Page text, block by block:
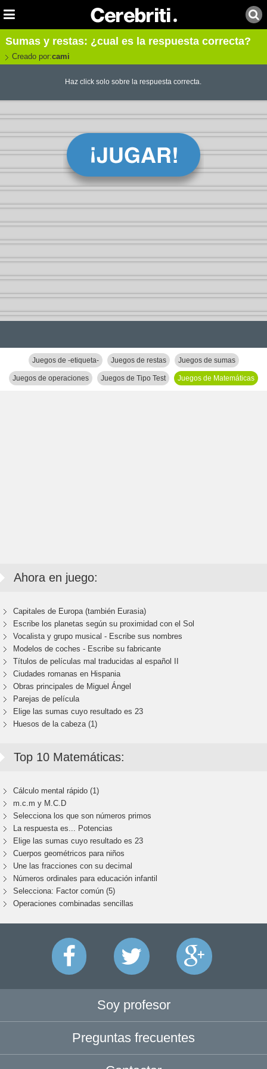
Sumas y restas: ¿cual es la respuesta correcta?
Creado por:cami
Haz click solo sobre la respuesta correcta.
Juegos de -etiqueta- Juegos de restas Juegos de sumas
Juegos de operaciones Juegos de Tipo Test Juegos de Matemáticas
Ahora en juego:
Capitales de Europa (también Eurasia)
Escribe los planetas según su proximidad con el Sol
Vocalista y grupo musical - Escribe sus nombres
Modelos de coches - Escribe su fabricante
Títulos de películas mal traducidas al español II
Ciudades romanas en Hispania
Obras principales de Miguel Ángel
Parejas de película
Elige las sumas cuyo resultado es 23
Huesos de la cabeza (1)
Top 10 Matemáticas:
Cálculo mental rápido (1)
m.c.m y M.C.D
Selecciona los que son números primos
La respuesta es... Potencias
Elige las sumas cuyo resultado es 23
Cuerpos geométricos para niños
Une las fracciones con su decimal
Números ordinales para educación infantil
Selecciona: Factor común (5)
Operaciones combinadas sencillas
Soy profesor
Preguntas frecuentes